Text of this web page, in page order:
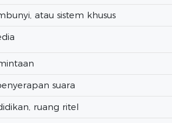
atau sistem khusus
suara
ruang ritel